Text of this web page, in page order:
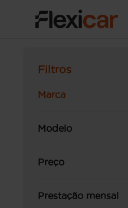
Filtros
Marca
Modelo
Preço
Prestação mensal